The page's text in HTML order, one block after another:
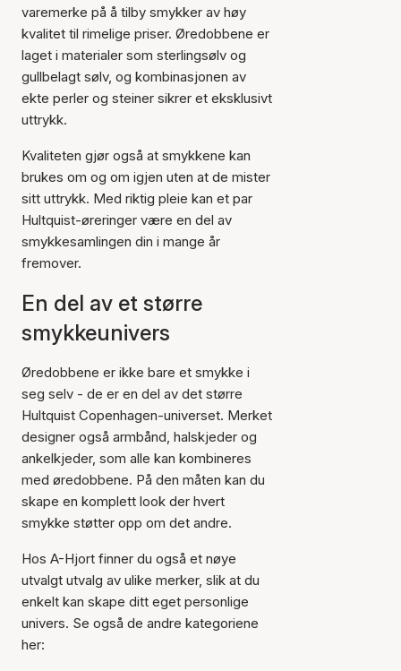
varemerke på å tilby smykker av høy
kvalitet til rimelige priser. Øredobbene er
laget i materialer som sterlingsølv og
gullbelagt sølv, og kombinasjonen av
ekte perler og steiner sikrer et eksklusivt
uttrykk.
Kvaliteten gjør også at smykkene kan
brukes om og om igjen uten at de mister
sitt uttrykk. Med riktig pleie kan et par
Hultquist-øreringer være en del av
smykkesamlingen din i mange år
fremover.
En del av et større
smykkeunivers
Øredobbene er ikke bare et smykke i
seg selv - de er en del av det større
Hultquist Copenhagen-universet. Merket
designer også armbånd, halskjeder og
ankelkjeder, som alle kan kombineres
med øredobbene. På den måten kan du
skape en komplett look der hvert
smykke støtter opp om det andre.
Hos A-Hjort finner du også et nøye
utvalgt utvalg av ulike merker, slik at du
enkelt kan skape ditt eget personlige
univers. Se også de andre kategoriene
her: